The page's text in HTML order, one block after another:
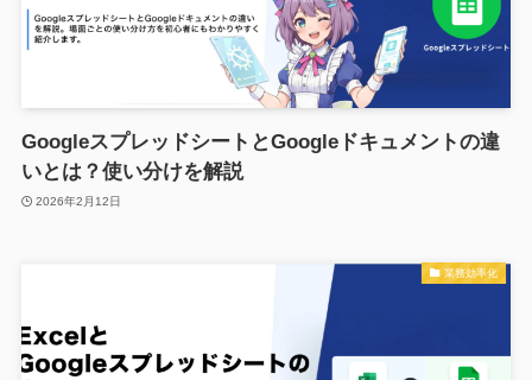
GoogleスプレッドシートとGoogleドキュメントの違
いとは？使い分けを解説
2026年2月12日
業務効率化